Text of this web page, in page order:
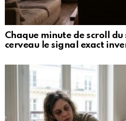
Chaque minute de scroll
cerveau le signal exact